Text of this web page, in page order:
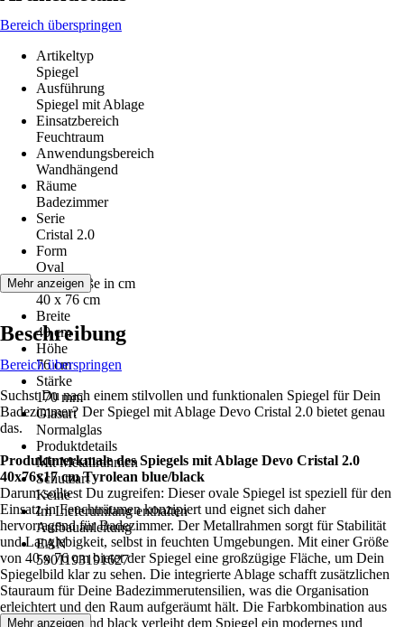
Bereich überspringen
Artikeltyp
Spiegel
Ausführung
Spiegel mit Ablage
Einsatzbereich
Feuchtraum
Anwendungsbereich
Wandhängend
Räume
Badezimmer
Serie
Cristal 2.0
Form
Oval
Nenngröße in cm
40 x 76 cm
Breite
40 cm
Höhe
76 cm
Stärke
170 mm
Glasart
Normalglas
Produktdetails
Mit Metallrahmen
Schutzart
Keine
Im Lieferumfang enthalten
Aufbauanleitung
EAN
5901193191627
Mehr anzeigen
Beschreibung
Bereich überspringen
Suchst Du nach einem stilvollen und funktionalen Spiegel für Dein
Badezimmer? Der Spiegel mit Ablage Devo Cristal 2.0 bietet genau
das.
Produktmerkmale des Spiegels mit Ablage Devo Cristal 2.0
40x76x17 cm Tyrolean blue/black
Darum solltest Du zugreifen: Dieser ovale Spiegel ist speziell für den
Einsatz in Feuchträumen konzipiert und eignet sich daher
hervorragend für Badezimmer. Der Metallrahmen sorgt für Stabilität
und Langlebigkeit, selbst in feuchten Umgebungen. Mit einer Größe
von 40 x 76 cm bietet der Spiegel eine großzügige Fläche, um Dein
Spiegelbild klar zu sehen. Die integrierte Ablage schafft zusätzlichen
Stauraum für Deine Badezimmerutensilien, was die Organisation
erleichtert und den Raum aufgeräumt hält. Die Farbkombination aus
Tyrolean blue und black verleiht dem Spiegel ein modernes und
Mehr anzeigen